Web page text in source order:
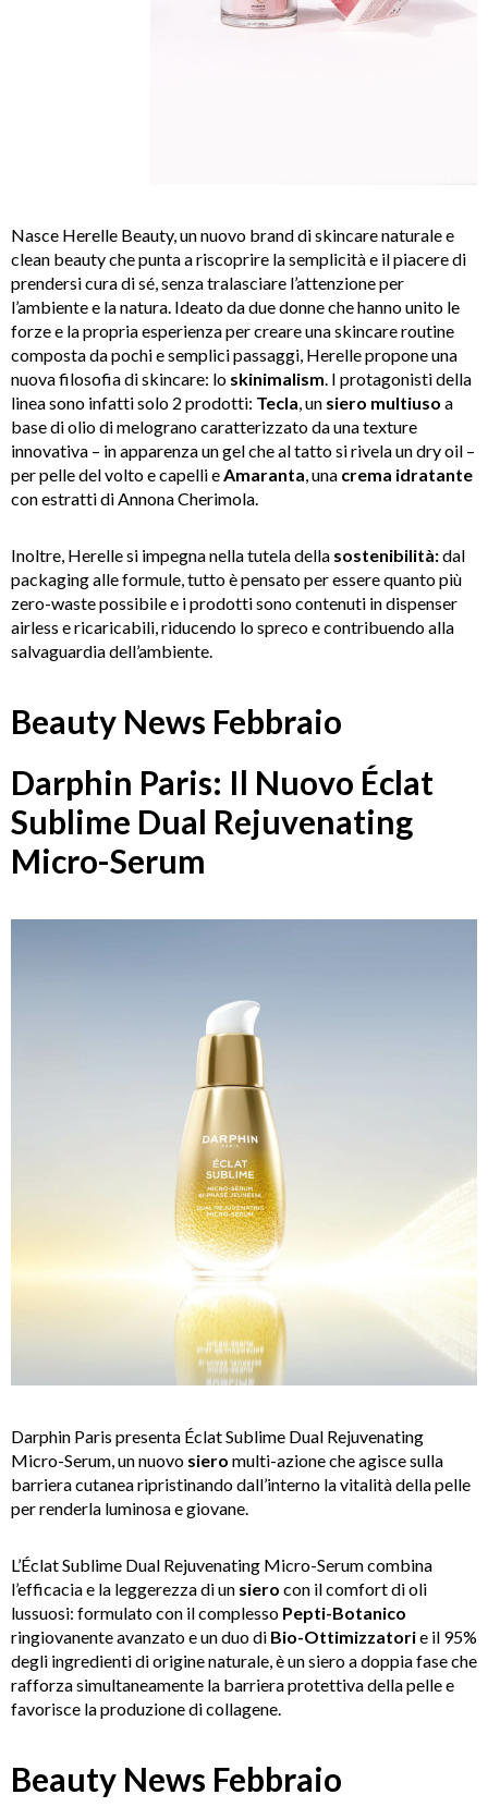
Nasce Herelle Beauty, un nuovo brand di skincare naturale e
clean beauty che punta a riscoprire la semplicità e il piacere di
prendersi cura di sé, senza tralasciare l’attenzione per
l’ambiente e la natura. Ideato da due donne che hanno unito le
forze e la propria esperienza per creare una skincare routine
composta da pochi e semplici passaggi, Herelle propone una
nuova filosofia di skincare: lo skinimalism. I protagonisti della
linea sono infatti solo 2 prodotti: Tecla, un siero multiuso a
base di olio di melograno caratterizzato da una texture
innovativa – in apparenza un gel che al tatto si rivela un dry oil –
per pelle del volto e capelli eAmaranta, una crema idratante
con estratti di Annona Cherimola.
Inoltre, Herelle si impegna nella tutela della sostenibilità:dal
packaging alle formule, tutto è pensato per essere quanto più
zero-waste possibile e i prodotti sono contenuti in dispenser
airless e ricaricabili, riducendo lo spreco e contribuendo alla
salvaguardia dell’ambiente.
Beauty News Febbraio
Darphin Paris: Il Nuovo Éclat
Sublime Dual Rejuvenating
Micro-Serum
Darphin Paris presenta Éclat Sublime Dual Rejuvenating
Micro-Serum, un nuovo siero multi-azione che agisce sulla
barriera cutanea ripristinando dall’interno la vitalità della pelle
per renderla luminosa e giovane.
L’Éclat Sublime Dual Rejuvenating Micro-Serum combina
l’efficacia e la leggerezza di un siero con il comfort di oli
lussuosi: formulato con il complesso Pepti-Botanico
ringiovanente avanzato e un duo di Bio-Ottimizzatorie il 95%
degli ingredienti di origine naturale, è un siero a doppia fase che
rafforza simultaneamente la barriera protettiva della pelle e
favorisce la produzione di collagene.
Beauty News Febbraio